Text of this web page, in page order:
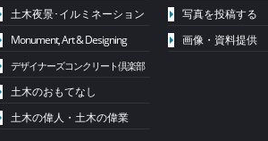
土木夜景･イルミネーション
Monument, Art & Designing
デザイナーズコンクリート倶楽部
土木のおもてなし
土木の偉人・土木の偉業
写真を投稿する
画像・資料提供